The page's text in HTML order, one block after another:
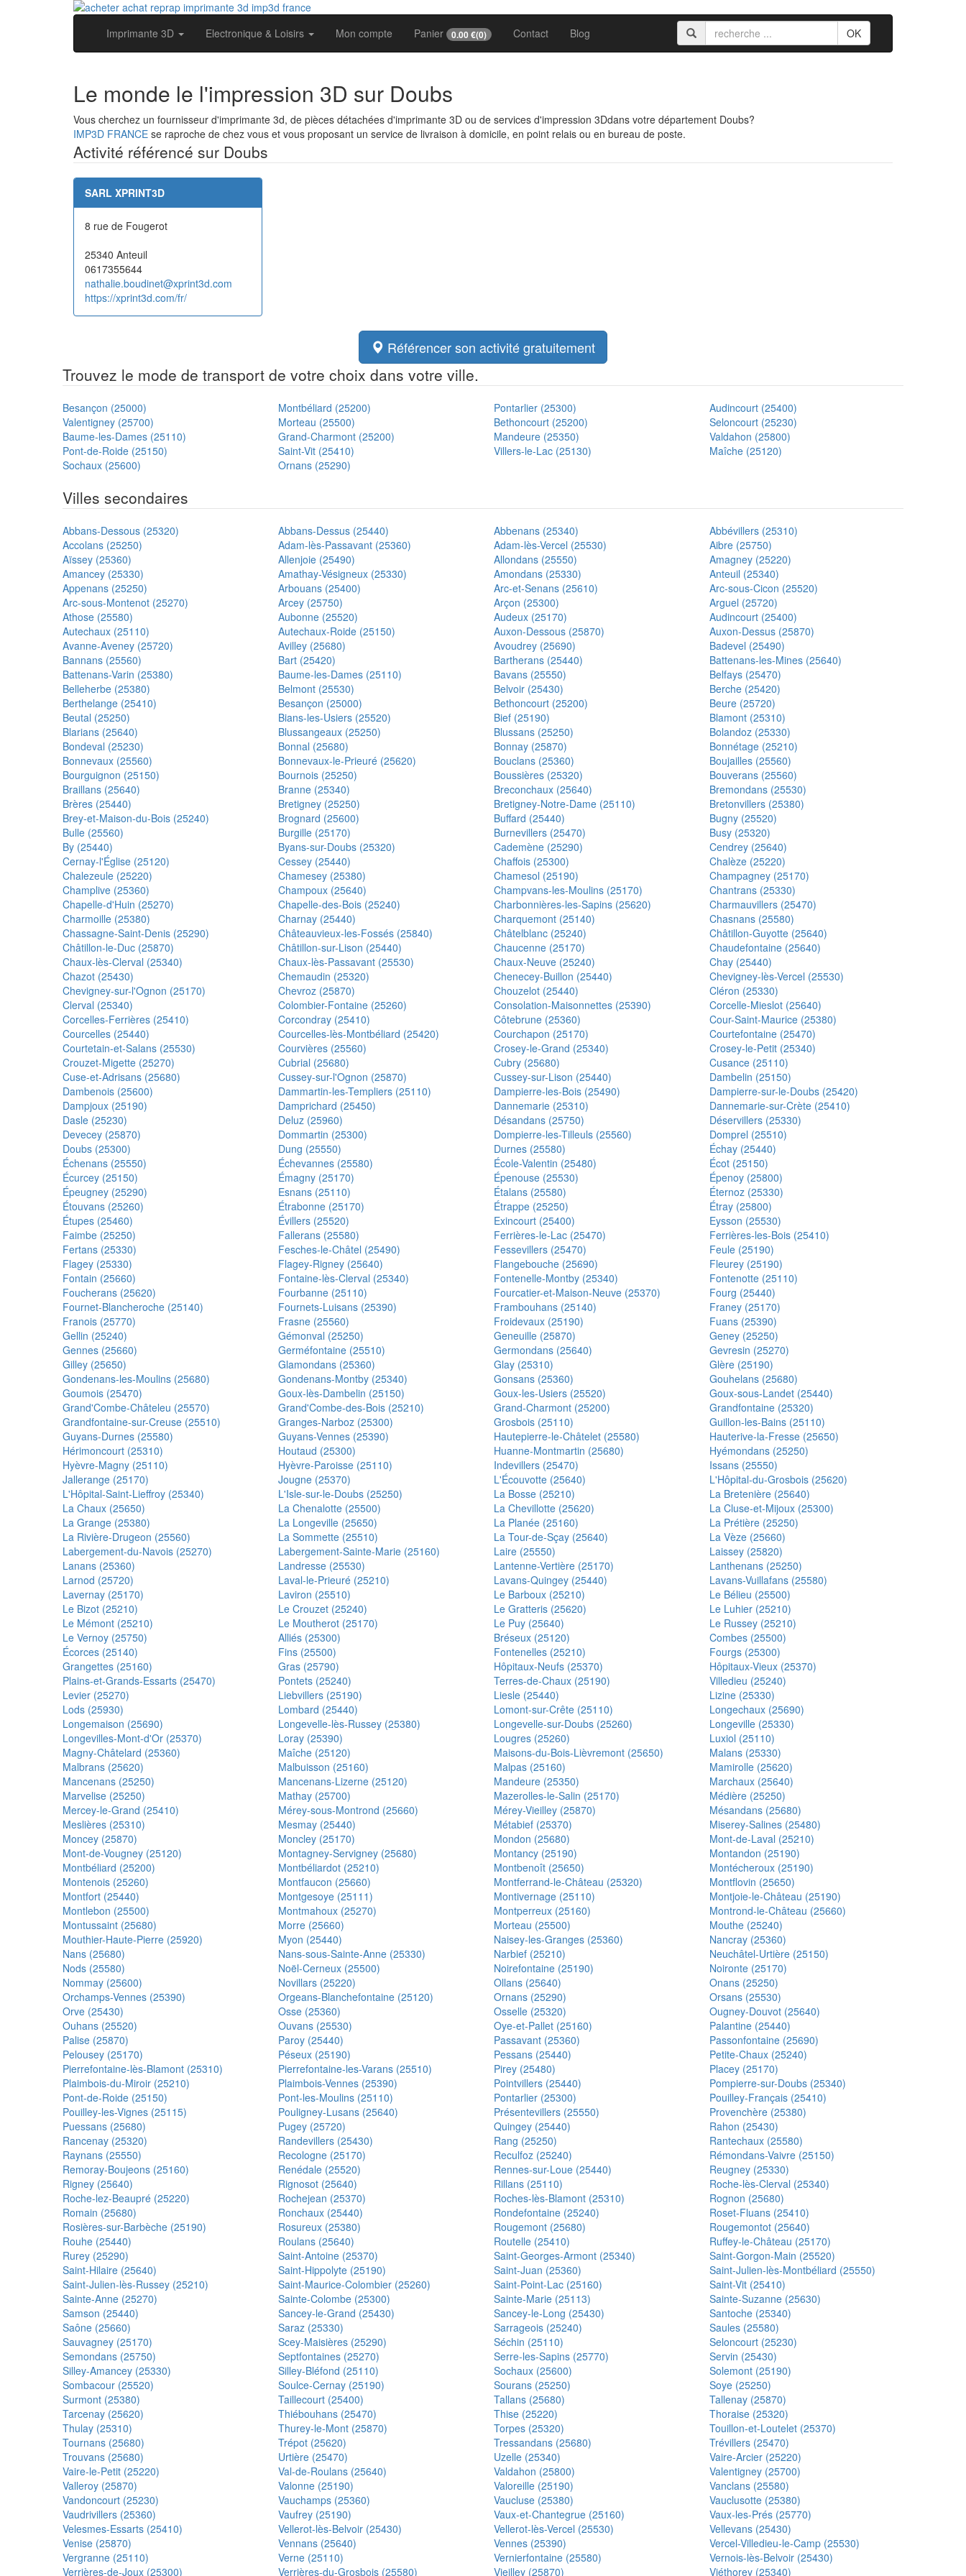
Imprimante 3D Electronique & Loisirs Mon compte Panier 0.00 €(0) Contact Blog OK
Le monde le l'impression 3D sur Doubs
Vous cherchez un fournisseur d'imprimante 3d, de pièces détachées d'imprimante 3D ou de services d'impression 3Ddans votre département Doubs?
IMP3D FRANCE se raproche de chez vous et vous proposant un service de livraison à domicile, en point relais ou en bureau de poste.
Activité référencé sur Doubs
SARL XPRINT3D
8 rue de Fougerot
25340 Anteuil
0617355644
nathalie.boudinet@xprint3d.com
https://xprint3d.com/fr/
Référencer son activité gratuitement
Trouvez le mode de transport de votre choix dans votre ville.
Besançon (25000) Montbéliard (25200) Pontarlier (25300)
Audincourt (25400)
Valentigney (25700)
Morteau (25500) Bethoncourt (25200)
Seloncourt (25230)
Baume-les-Dames (25110)
Grand-Charmont (25200) Mandeure (25350)
Valdahon (25800)
Pont-de-Roide (25150)
Saint-Vit (25410) Villers-le-Lac (25130)
Maîche (25120)
Sochaux (25600)
Ornans (25290)
Villes secondaires
Abbans-Dessous (25320) Abbans-Dessus (25440) Abbenans (25340)
Abbévillers (25310)
Accolans (25250)
Adam-lès-Passavant (25360) Adam-lès-Vercel (25530)
Aibre (25750)
Aïssey (25360)
Allenjoie (25490) Allondans (25550)
Amagney (25220)
Amancey (25330)
Amathay-Vésigneux (25330) Amondans (25330)
Anteuil (25340)
Appenans (25250)
Arbouans (25400) Arc-et-Senans (25610)
Arc-sous-Cicon (25520)
Arc-sous-Montenot (25270)
Arcey (25750) Arçon (25300)
Arguel (25720)
Athose (25580)
Aubonne (25520) Audeux (25170)
Audincourt (25400)
Autechaux (25110)
Autechaux-Roide (25150) Auxon-Dessous (25870)
Auxon-Dessus (25870)
Avanne-Aveney (25720)
Avilley (25680) Avoudrey (25690)
Badevel (25490)
Bannans (25560)
Bart (25420) Bartherans (25440)
Battenans-les-Mines (25640)
Battenans-Varin (25380)
Baume-les-Dames (25110) Bavans (25550)
Belfays (25470)
Belleherbe (25380)
Belmont (25530) Belvoir (25430)
Berche (25420)
Berthelange (25410)
Besançon (25000) Bethoncourt (25200)
Beure (25720)
Beutal (25250)
Bians-les-Usiers (25520) Bief (25190)
Blamont (25310)
Blarians (25640)
Blussangeaux (25250) Blussans (25250)
Bolandoz (25330)
Bondeval (25230)
Bonnal (25680) Bonnay (25870)
Bonnétage (25210)
Bonnevaux (25560)
Bonnevaux-le-Prieuré (25620) Bouclans (25360)
Boujailles (25560)
Bourguignon (25150)
Bournois (25250) Boussières (25320)
Bouverans (25560)
Braillans (25640)
Branne (25340) Breconchaux (25640)
Bremondans (25530)
Brères (25440)
Bretigney (25250) Bretigney-Notre-Dame (25110)
Bretonvillers (25380)
Brey-et-Maison-du-Bois (25240)
Brognard (25600) Buffard (25440)
Bugny (25520)
Bulle (25560)
Burgille (25170) Burnevillers (25470)
Busy (25320)
By (25440)
Byans-sur-Doubs (25320) Cademène (25290)
Cendrey (25640)
Cernay-l'Église (25120)
Cessey (25440) Chaffois (25300)
Chalèze (25220)
Chalezeule (25220)
Chamesey (25380) Chamesol (25190)
Champagney (25170)
Champlive (25360)
Champoux (25640) Champvans-les-Moulins (25170)
Chantrans (25330)
Chapelle-d'Huin (25270)
Chapelle-des-Bois (25240) Charbonnières-les-Sapins (25620)
Charmauvillers (25470)
Charmoille (25380)
Charnay (25440) Charquemont (25140)
Chasnans (25580)
Chassagne-Saint-Denis (25290)
Châteauvieux-les-Fossés (25840) Châtelblanc (25240)
Châtillon-Guyotte (25640)
Châtillon-le-Duc (25870)
Châtillon-sur-Lison (25440) Chaucenne (25170)
Chaudefontaine (25640)
Chaux-lès-Clerval (25340)
Chaux-lès-Passavant (25530) Chaux-Neuve (25240)
Chay (25440)
Chazot (25430)
Chemaudin (25320) Chenecey-Buillon (25440)
Chevigney-lès-Vercel (25530)
Chevigney-sur-l'Ognon (25170)
Chevroz (25870) Chouzelot (25440)
Cléron (25330)
Clerval (25340)
Colombier-Fontaine (25260) Consolation-Maisonnettes (25390)
Corcelle-Mieslot (25640)
Corcelles-Ferrières (25410)
Corcondray (25410) Côtebrune (25360)
Cour-Saint-Maurice (25380)
Courcelles (25440)
Courcelles-lès-Montbéliard (25420) Courchapon (25170)
Courtefontaine (25470)
Courtetain-et-Salans (25530)
Courvières (25560) Crosey-le-Grand (25340)
Crosey-le-Petit (25340)
Crouzet-Migette (25270)
Cubrial (25680) Cubry (25680)
Cusance (25110)
Cuse-et-Adrisans (25680)
Cussey-sur-l'Ognon (25870) Cussey-sur-Lison (25440)
Dambelin (25150)
Dambenois (25600)
Dammartin-les-Templiers (25110) Dampierre-les-Bois (25490)
Dampierre-sur-le-Doubs (25420)
Dampjoux (25190)
Damprichard (25450) Dannemarie (25310)
Dannemarie-sur-Crète (25410)
Dasle (25230)
Deluz (25960) Désandans (25750)
Déservillers (25330)
Devecey (25870)
Dommartin (25300) Dompierre-les-Tilleuls (25560)
Domprel (25510)
Doubs (25300)
Dung (25550) Durnes (25580)
Échay (25440)
Échenans (25550)
Échevannes (25580) École-Valentin (25480)
Écot (25150)
Écurcey (25150)
Émagny (25170) Épenouse (25530)
Épenoy (25800)
Épeugney (25290)
Esnans (25110) Étalans (25580)
Éternoz (25330)
Étouvans (25260)
Étrabonne (25170) Étrappe (25250)
Étray (25800)
Étupes (25460)
Évillers (25520) Exincourt (25400)
Eysson (25530)
Faimbe (25250)
Fallerans (25580) Ferrières-le-Lac (25470)
Ferrières-les-Bois (25410)
Fertans (25330)
Fesches-le-Châtel (25490) Fessevillers (25470)
Feule (25190)
Flagey (25330)
Flagey-Rigney (25640) Flangebouche (25690)
Fleurey (25190)
Fontain (25660)
Fontaine-lès-Clerval (25340) Fontenelle-Montby (25340)
Fontenotte (25110)
Foucherans (25620)
Fourbanne (25110) Fourcatier-et-Maison-Neuve (25370)
Fourg (25440)
Fournet-Blancheroche (25140)
Fournets-Luisans (25390) Frambouhans (25140)
Franey (25170)
Franois (25770)
Frasne (25560) Froidevaux (25190)
Fuans (25390)
Gellin (25240)
Gémonval (25250) Geneuille (25870)
Geney (25250)
Gennes (25660)
Germéfontaine (25510) Germondans (25640)
Gevresin (25270)
Gilley (25650)
Glamondans (25360) Glay (25310)
Glère (25190)
Gondenans-les-Moulins (25680)
Gondenans-Montby (25340) Gonsans (25360)
Gouhelans (25680)
Goumois (25470)
Goux-lès-Dambelin (25150) Goux-les-Usiers (25520)
Goux-sous-Landet (25440)
Grand'Combe-Châteleu (25570)
Grand'Combe-des-Bois (25210) Grand-Charmont (25200)
Grandfontaine (25320)
Grandfontaine-sur-Creuse (25510)
Granges-Narboz (25300) Grosbois (25110)
Guillon-les-Bains (25110)
Guyans-Durnes (25580)
Guyans-Vennes (25390) Hautepierre-le-Châtelet (25580)
Hauterive-la-Fresse (25650)
Hérimoncourt (25310)
Houtaud (25300) Huanne-Montmartin (25680)
Hyémondans (25250)
Hyèvre-Magny (25110)
Hyèvre-Paroisse (25110) Indevillers (25470)
Issans (25550)
Jallerange (25170)
Jougne (25370) L'Écouvotte (25640)
L'Hôpital-du-Grosbois (25620)
L'Hôpital-Saint-Lieffroy (25340)
L'Isle-sur-le-Doubs (25250) La Bosse (25210)
La Bretenière (25640)
La Chaux (25650)
La Chenalotte (25500) La Chevillotte (25620)
La Cluse-et-Mijoux (25300)
La Grange (25380)
La Longeville (25650) La Planée (25160)
La Prétière (25250)
La Rivière-Drugeon (25560)
La Sommette (25510) La Tour-de-Sçay (25640)
La Vèze (25660)
Labergement-du-Navois (25270)
Labergement-Sainte-Marie (25160) Laire (25550)
Laissey (25820)
Lanans (25360)
Landresse (25530) Lantenne-Vertière (25170)
Lanthenans (25250)
Larnod (25720)
Laval-le-Prieuré (25210) Lavans-Quingey (25440)
Lavans-Vuillafans (25580)
Lavernay (25170)
Laviron (25510) Le Barboux (25210)
Le Bélieu (25500)
Le Bizot (25210)
Le Crouzet (25240) Le Gratteris (25620)
Le Luhier (25210)
Le Mémont (25210)
Le Moutherot (25170) Le Puy (25640)
Le Russey (25210)
Le Vernoy (25750)
Alliés (25300) Bréseux (25120)
Combes (25500)
Écorces (25140)
Fins (25500) Fontenelles (25210)
Fourgs (25300)
Grangettes (25160)
Gras (25790) Hôpitaux-Neufs (25370)
Hôpitaux-Vieux (25370)
Plains-et-Grands-Essarts (25470)
Pontets (25240) Terres-de-Chaux (25190)
Villedieu (25240)
Levier (25270)
Liebvillers (25190) Liesle (25440)
Lizine (25330)
Lods (25930)
Lombard (25440) Lomont-sur-Crête (25110)
Longechaux (25690)
Longemaison (25690)
Longevelle-lès-Russey (25380) Longevelle-sur-Doubs (25260)
Longeville (25330)
Longevilles-Mont-d'Or (25370)
Loray (25390) Lougres (25260)
Luxiol (25110)
Magny-Châtelard (25360)
Maîche (25120) Maisons-du-Bois-Lièvremont (25650)
Malans (25330)
Malbrans (25620)
Malbuisson (25160) Malpas (25160)
Mamirolle (25620)
Mancenans (25250)
Mancenans-Lizerne (25120) Mandeure (25350)
Marchaux (25640)
Marvelise (25250)
Mathay (25700) Mazerolles-le-Salin (25170)
Médière (25250)
Mercey-le-Grand (25410)
Mérey-sous-Montrond (25660) Mérey-Vieilley (25870)
Mésandans (25680)
Meslières (25310)
Mesmay (25440) Métabief (25370)
Miserey-Salines (25480)
Moncey (25870)
Moncley (25170) Mondon (25680)
Mont-de-Laval (25210)
Mont-de-Vougney (25120)
Montagney-Servigney (25680) Montancy (25190)
Montandon (25190)
Montbéliard (25200)
Montbéliardot (25210) Montbenoît (25650)
Montécheroux (25190)
Montenois (25260)
Montfaucon (25660) Montferrand-le-Château (25320)
Montflovin (25650)
Montfort (25440)
Montgesoye (25111) Montivernage (25110)
Montjoie-le-Château (25190)
Montlebon (25500)
Montmahoux (25270) Montperreux (25160)
Montrond-le-Château (25660)
Montussaint (25680)
Morre (25660) Morteau (25500)
Mouthe (25240)
Mouthier-Haute-Pierre (25920)
Myon (25440) Naisey-les-Granges (25360)
Nancray (25360)
Nans (25680)
Nans-sous-Sainte-Anne (25330) Narbief (25210)
Neuchâtel-Urtière (25150)
Nods (25580)
Noël-Cerneux (25500) Noirefontaine (25190)
Noironte (25170)
Nommay (25600)
Novillars (25220) Ollans (25640)
Onans (25250)
Orchamps-Vennes (25390)
Orgeans-Blanchefontaine (25120) Ornans (25290)
Orsans (25530)
Orve (25430)
Osse (25360) Osselle (25320)
Ougney-Douvot (25640)
Ouhans (25520)
Ouvans (25530) Oye-et-Pallet (25160)
Palantine (25440)
Palise (25870)
Paroy (25440) Passavant (25360)
Passonfontaine (25690)
Pelousey (25170)
Péseux (25190) Pessans (25440)
Petite-Chaux (25240)
Pierrefontaine-lès-Blamont (25310)
Pierrefontaine-les-Varans (25510) Pirey (25480)
Placey (25170)
Plaimbois-du-Miroir (25210)
Plaimbois-Vennes (25390) Pointvillers (25440)
Pompierre-sur-Doubs (25340)
Pont-de-Roide (25150)
Pont-les-Moulins (25110) Pontarlier (25300)
Pouilley-Français (25410)
Pouilley-les-Vignes (25115)
Pouligney-Lusans (25640) Présentevillers (25550)
Provenchère (25380)
Puessans (25680)
Pugey (25720) Quingey (25440)
Rahon (25430)
Rancenay (25320)
Randevillers (25430) Rang (25250)
Rantechaux (25580)
Raynans (25550)
Recologne (25170) Reculfoz (25240)
Rémondans-Vaivre (25150)
Remoray-Boujeons (25160)
Renédale (25520) Rennes-sur-Loue (25440)
Reugney (25330)
Rigney (25640)
Rignosot (25640) Rillans (25110)
Roche-lès-Clerval (25340)
Roche-lez-Beaupré (25220)
Rochejean (25370) Roches-lès-Blamont (25310)
Rognon (25680)
Romain (25680)
Ronchaux (25440) Rondefontaine (25240)
Roset-Fluans (25410)
Rosières-sur-Barbèche (25190)
Rosureux (25380) Rougemont (25680)
Rougemontot (25640)
Rouhe (25440)
Roulans (25640) Routelle (25410)
Ruffey-le-Château (25170)
Rurey (25290)
Saint-Antoine (25370) Saint-Georges-Armont (25340)
Saint-Gorgon-Main (25520)
Saint-Hilaire (25640)
Saint-Hippolyte (25190) Saint-Juan (25360)
Saint-Julien-lès-Montbéliard (25550)
Saint-Julien-lès-Russey (25210)
Saint-Maurice-Colombier (25260) Saint-Point-Lac (25160)
Saint-Vit (25410)
Sainte-Anne (25270)
Sainte-Colombe (25300) Sainte-Marie (25113)
Sainte-Suzanne (25630)
Samson (25440)
Sancey-le-Grand (25430) Sancey-le-Long (25430)
Santoche (25340)
Saône (25660)
Saraz (25330) Sarrageois (25240)
Saules (25580)
Sauvagney (25170)
Scey-Maisières (25290) Séchin (25110)
Seloncourt (25230)
Semondans (25750)
Septfontaines (25270) Serre-les-Sapins (25770)
Servin (25430)
Silley-Amancey (25330)
Silley-Bléfond (25110) Sochaux (25600)
Solemont (25190)
Sombacour (25520)
Soulce-Cernay (25190) Sourans (25250)
Soye (25250)
Surmont (25380)
Taillecourt (25400) Tallans (25680)
Tallenay (25870)
Tarcenay (25620)
Thiébouhans (25470) Thise (25220)
Thoraise (25320)
Thulay (25310)
Thurey-le-Mont (25870) Torpes (25320)
Touillon-et-Loutelet (25370)
Tournans (25680)
Trépot (25620) Tressandans (25680)
Trévillers (25470)
Trouvans (25680)
Urtière (25470) Uzelle (25340)
Vaire-Arcier (25220)
Vaire-le-Petit (25220)
Val-de-Roulans (25640) Valdahon (25800)
Valentigney (25700)
Valleroy (25870)
Valonne (25190) Valoreille (25190)
Vanclans (25580)
Vandoncourt (25230)
Vauchamps (25360) Vaucluse (25380)
Vauclusotte (25380)
Vaudrivillers (25360)
Vaufrey (25190) Vaux-et-Chantegrue (25160)
Vaux-les-Prés (25770)
Velesmes-Essarts (25410)
Vellerot-lès-Belvoir (25430) Vellerot-lès-Vercel (25530)
Vellevans (25430)
Venise (25870)
Vennans (25640) Vennes (25390)
Vercel-Villedieu-le-Camp (25530)
Vergranne (25110)
Verne (25110) Vernierfontaine (25580)
Vernois-lès-Belvoir (25430)
Verrières-de-Joux (25300)
Verrières-du-Grosbois (25580) Vieilley (25870) Viéthorey (25340)